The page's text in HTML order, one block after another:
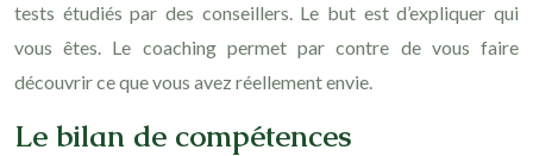
tests étudiés par des conseillers. Le but est d’expliquer qui
vous êtes. Le coaching permet par contre de vous faire
découvrir ce que vous avez réellement envie.
Le bilan de compétences